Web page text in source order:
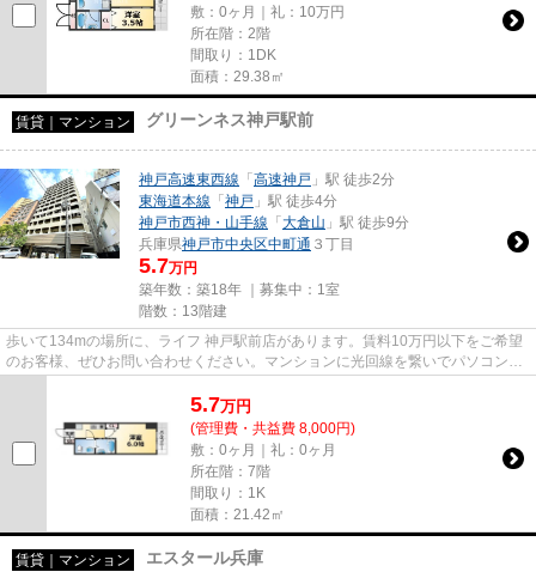
敷：0ヶ月｜礼：10万円
所在階：2階
間取り：1DK
面積：29.38㎡
賃貸｜マンション グリーンネス神戸駅前
神戸高速東西線 「 高速神戸 」駅 徒歩2分
東海道本線 「 神戸 」駅 徒歩4分
神戸市西神・山手線 「 大倉山 」駅 徒歩9分
兵庫県神戸市中央区中町通 ３丁目
5.7万円
築年数：築18年 ｜募集中： 1室
階数：13階建
歩いて134mの場所に、ライフ 神戸駅前店があります。賃料10万円以下をご希望
のお客様、ぜひお問い合わせください。マンションに光回線を繋いでパソコンを
5.7万円
(管理費・共益費 8,000円)
敷：0ヶ月｜礼：0ヶ月
所在階：7階
間取り：1K
面積：21.42㎡
賃貸｜マンション エスタール兵庫